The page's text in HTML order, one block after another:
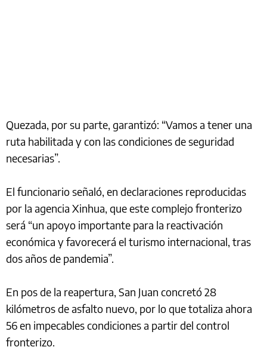
Quezada, por su parte, garantizó: “Vamos a tener una
ruta habilitada y con las condiciones de seguridad
necesarias”.
El funcionario señaló, en declaraciones reproducidas
por la agencia Xinhua, que este complejo fronterizo
será “un apoyo importante para la reactivación
económica y favorecerá el turismo internacional, tras
dos años de pandemia”.
En pos de la reapertura, San Juan concretó 28
kilómetros de asfalto nuevo, por lo que totaliza ahora
56 en impecables condiciones a partir del control
fronterizo.